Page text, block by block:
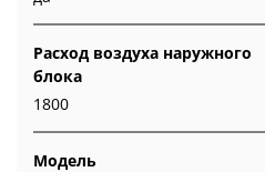
Расход воздуха наружного
блока
1800
Модель